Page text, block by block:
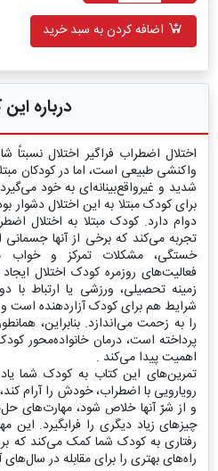
اضافه کردن به سبد خرید
درباره
اختلال اضطراب فراگیر اختلال
واکنشی طبیعی است، اما در کودکان
شدید و غیر‌واقع‌بینانه‌ای به خود
برای کودک مبتلا به این اختلال
دوام دارد. کودک مبتلا به اختلال
تجربه می‌کند که برخی از آنها
خستگی، مشکلات تمرکز و خواب
فعالیت‌های روزمره کودک اختلال
زمینه تحصیلی، ورزشی یا ارتباط
شرایط هم برای کودک آزاردهنده است
را به زحمت می‌اندازد. بنابراین،
پرداخته است، درمان خانواده‌محور
اهمیت پیدا می‌کند .
تمرین‌های این کتاب به کودک شما
رویارویی با اضطراب، خودش را آرام
و از شرّ آنها خلاص شود، مهارت‌های
چیزهای زیاد دیگری را فرابگیرد.
رفتاری به کودک شما کمک می‌کند که
راه‌های بهتری را برای مقابله در